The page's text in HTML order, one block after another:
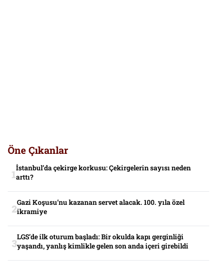
Öne Çıkanlar
İstanbul’da çekirge korkusu: Çekirgelerin sayısı neden
arttı?
Gazi Koşusu’nu kazanan servet alacak. 100. yıla özel
ikramiye
LGS’de ilk oturum başladı: Bir okulda kapı gerginliği
yaşandı, yanlış kimlikle gelen son anda içeri girebildi